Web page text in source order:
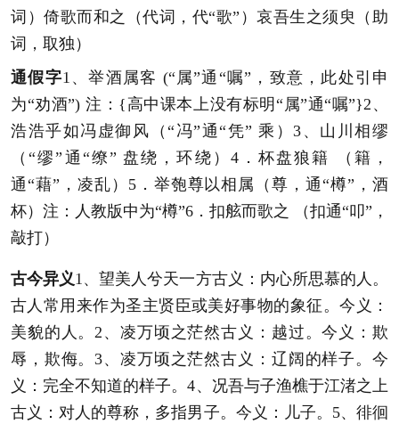
词）倚歌而和之（代词，代“歌”）哀吾生之须臾（助
词，取独）
通假字1、举酒属客 (“属”通“嘱”，致意，此处引申
为“劝酒”) 注：{高中课本上没有标明“属”通“嘱”}2、
浩浩乎如冯虚御风（“冯”通“凭” 乘）3、山川相缪
（“缪”通“缭” 盘绕，环绕）4．杯盘狼籍 （籍，
通“藉”，凌乱）5．举匏尊以相属（尊，通“樽”，酒
杯）注：人教版中为“樽”6．扣舷而歌之 （扣通“叩”，
敲打）
古今异义1、望美人兮天一方古义：内心所思慕的人。
古人常用来作为圣主贤臣或美好事物的象征。今义：
美貌的人。2、凌万顷之茫然古义：越过。今义：欺
辱，欺侮。3、凌万顷之茫然古义：辽阔的样子。今
义：完全不知道的样子。4、况吾与子渔樵于江渚之上
古义：对人的尊称，多指男子。今义：儿子。5、徘徊